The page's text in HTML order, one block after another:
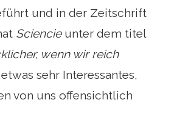
und in der Zeitschrift
Sciencieunter dem titel
wenn wir reich
sehr Interessantes,
von uns offensichtlich